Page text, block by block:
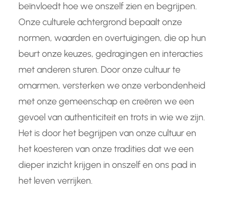
beïnvloedt hoe we onszelf zien en begrijpen.
Onze culturele achtergrond bepaalt onze
normen, waarden en overtuigingen, die op hun
beurt onze keuzes, gedragingen en interacties
met anderen sturen. Door onze cultuur te
omarmen, versterken we onze verbondenheid
met onze gemeenschap en creëren we een
gevoel van authenticiteit en trots in wie we zijn.
Het is door het begrijpen van onze cultuur en
het koesteren van onze tradities dat we een
dieper inzicht krijgen in onszelf en ons pad in
het leven verrijken.